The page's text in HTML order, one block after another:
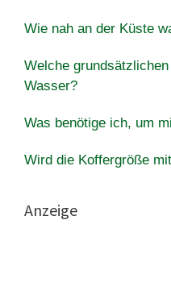
Wie nah an der Küste
Welche
Wasser?
Was benötige ich, um
Wird die Koffergröße
Anzeige